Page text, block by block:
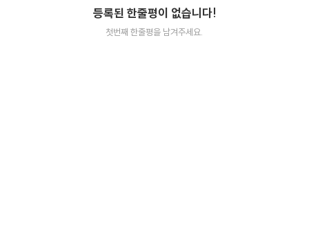
등록된 한줄평이 없습니다!
첫번째 한줄평을 남겨주세요.